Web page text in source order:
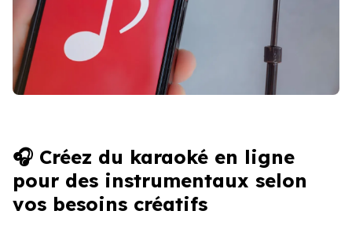
🎧 Créez du karaoké en ligne
pour des instrumentaux selon
vos besoins créatifs